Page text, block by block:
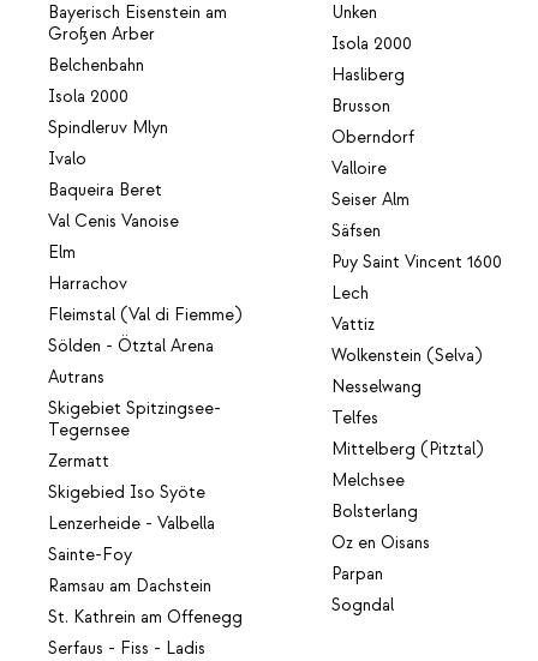
Bayerisch Eisenstein am
Großen Arber
Belchenbahn
Isola 2000
Spindleruv Mlyn
Ivalo
Baqueira Beret
Val Cenis Vanoise
Elm
Harrachov
Fleimstal (Val di Fiemme)
Sölden - Ötztal Arena
Autrans
Skigebiet Spitzingsee-
Tegernsee
Zermatt
Skigebied Iso Syöte
Lenzerheide - Valbella
Sainte-Foy
Ramsau am Dachstein
St. Kathrein am Offenegg
Serfaus - Fiss - Ladis
Unken
Isola 2000
Hasliberg
Brusson
Oberndorf
Valloire
Seiser Alm
Säfsen
Puy Saint Vincent 1600
Lech
Vattiz
Wolkenstein (Selva)
Nesselwang
Telfes
Mittelberg (Pitztal)
Melchsee
Bolsterlang
Oz en Oisans
Parpan
Sogndal